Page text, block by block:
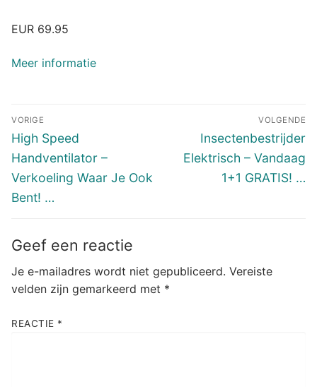
EUR 69.95
Meer informatie
Bericht
navigatie
VORIGE
Vorig
bericht:
High Speed
Handventilator –
Verkoeling Waar Je Ook
Bent! …
VOLGENDE
Volgend
bericht:
Insectenbestrijder
Elektrisch – Vandaag
1+1 GRATIS! …
Geef een reactie
Je e-mailadres wordt niet gepubliceerd. Vereiste
velden zijn gemarkeerd met *
REACTIE *